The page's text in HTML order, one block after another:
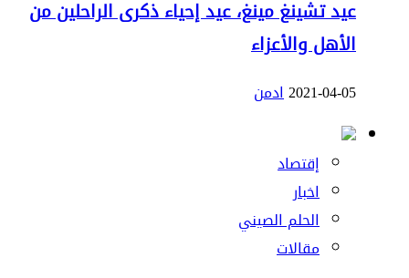
عيد تشينغ مينغ، عيد إحياء ذكرى الراحلين من
الأهل والأعزاء
2021-04-05ادمن
إقتصاد
اخبار
الحلم الصيني
مقالات